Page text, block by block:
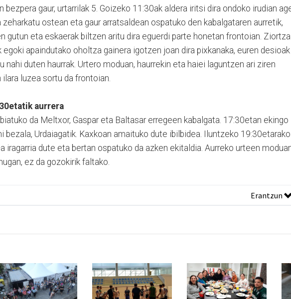
bezpera gaur, urtarrilak 5. Goizeko 11:30ak aldera iritsi dira ondoko irudian
zeharkatu ostean eta gaur arratsaldean ospatuko den kabalgataren aurretik,
gutun eta eskaerak biltzen aritu dira eguerdi parte honetan frontoian. Ziortza
egoki apaindutako oholtza gainera igotzen joan dira pixkanaka, euren desioak
nahi duten haurrak. Urtero moduan, haurrekin eta haiei laguntzen ari ziren
luzea sortu da frontoian.
aurrera
da Meltxor, Gaspar eta Baltasar erregeen kabalgata. 17:30etan ekingo
bezala, Urdaiagatik. Kaxkoan amaituko dute ibilbidea. Iluntzeko 19:30etarako
iragarria dute eta bertan ospatuko da azken ekitaldia. Aurreko urteen
ez da gozokirik faltako.
Erantzun